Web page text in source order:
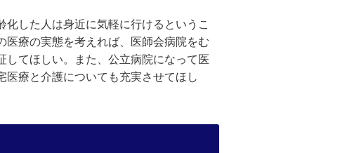
した人は身近に気軽に行けるというこ
医療の実態を考えれば、医師会病院をむ
してほしい。また、公立病院になって医
療と介護についても充実させてほし